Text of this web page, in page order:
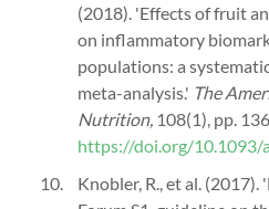
(2018). 'Effects of fruit
on inflammatory
populations: a
meta-analysis.' The
Nutrition, 108(1), pp.
https://doi.org/10.1093/
Knobler, R., et al.